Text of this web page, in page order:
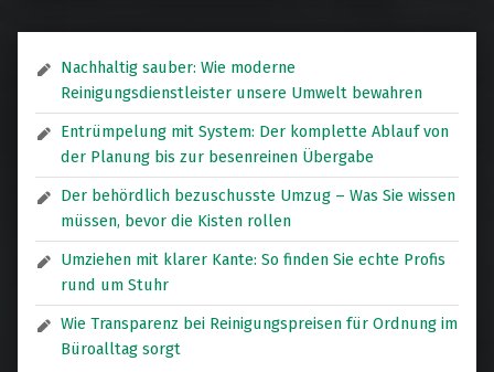
Nachhaltig sauber: Wie moderne
Reinigungsdienstleister unsere Umwelt bewahren
Entrümpelung mit System: Der komplette Ablauf von
der Planung bis zur besenreinen Übergabe
Der behördlich bezuschusste Umzug – Was Sie wissen
müssen, bevor die Kisten rollen
Umziehen mit klarer Kante: So finden Sie echte Profis
rund um Stuhr
Wie Transparenz bei Reinigungspreisen für Ordnung im
Büroalltag sorgt